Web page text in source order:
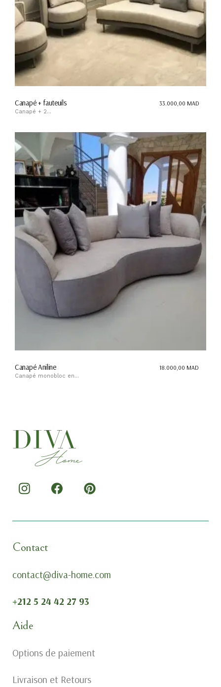
Canapé + fauteuils
Canapé + 2...
33.000,00 MAD
Canapé Aniline
Canapé monobloc en...
18.000,00 MAD
Contact
contact@diva-home.com
+212 5 24 42 27 93
Aide
Options de paiement
Livraison et Retours